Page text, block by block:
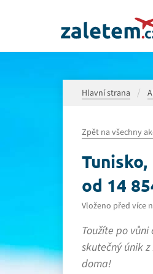
Hlavní strana
Zpět na všechny
od 14
Vloženo před více
Toužíte po
skutečný únik
doma!